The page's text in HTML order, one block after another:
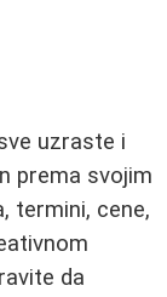
uzraste i
prema svojim
termini, cene,
da